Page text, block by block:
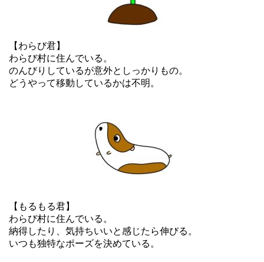
【わらび君】
わらび村に住んでいる。
のんびりしているが意外としっかりもの。
どうやって移動しているかは不明。
【もるもる君】
わらび村に住んでいる。
納得したり、気持ちいいと感じたら伸びる。
いつも独特なポーズを決めている。